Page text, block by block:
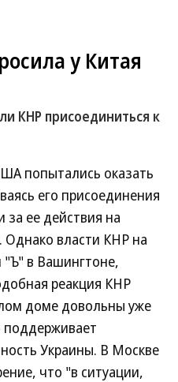
у Китая
КНР присоединиться к
попытались оказать
его присоединения
за ее действия на
Однако власти КНР на
в Вашингтоне,
реакция КНР
доме довольны уже
Украины. В Москве
что "в ситуации,